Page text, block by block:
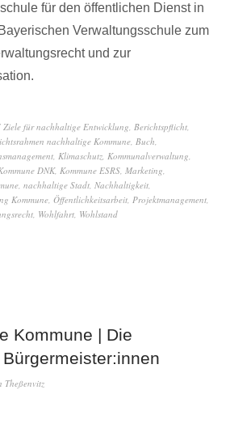
für den öffentlichen Dienst in
Verwaltungsschule zum
und zur
Ziele für nachhaltige Entwicklung, Berichtspflicht,
nachhaltige Kommune, Buch,
, Klimaschutz, Kommunalverwaltung,
DNK, Kommune ESRS, Marketing,
, nachhaltige Stadt, Nachhaltigkeit,
Kommune, Öffentlichkeitsarbeit, Projektmanagement,
, Wohlfahrt, Wohlstand
Kommune | Die
Theßenvitz